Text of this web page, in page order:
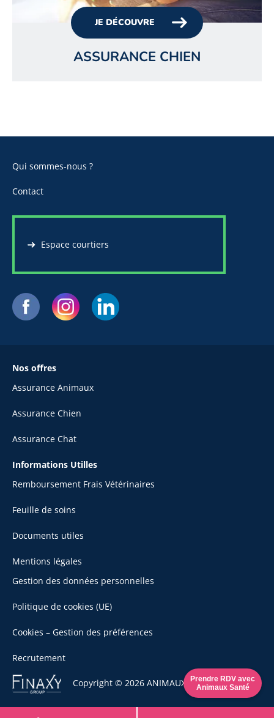
Prendre RDV avec
Animaux Santé
JE DÉCOUVRE
ASSURANCE CHIEN
Qui sommes-nous ?
Contact
Espace courtiers
Nos offres
Assurance Animaux
Assurance Chien
Assurance Chat
Informations Utilles
Remboursement Frais Vétérinaires
Feuille de soins
Documents utiles
Mentions légales
Gestion des données personnelles
Politique de cookies (UE)
Cookies – Gestion des préférences
Recrutement
Se
rendre
Copyright © 2026 ANIMAUX SANTÉ